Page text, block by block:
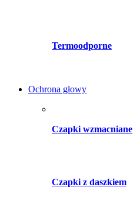
Termoodporne
Ochrona głowy
Czapki wzmacniane
Czapki z daszkiem